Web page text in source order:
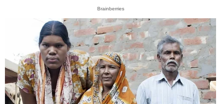
Brainberries